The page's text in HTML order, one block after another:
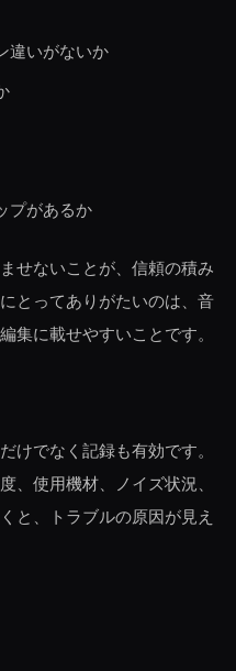
違いがないか
プがあるか
せないことが、信頼の積み
とってありがたいのは、音
集に載せやすいことです。
けでなく記録も有効です。
、使用機材、ノイズ状況、
と、トラブルの原因が見え